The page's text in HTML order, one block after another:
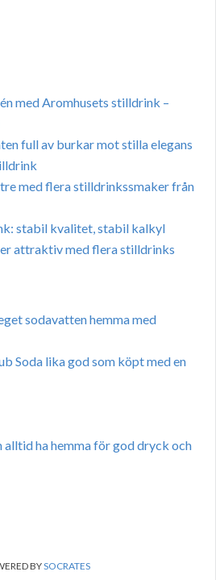
med Aromhusets stilldrink –
full av burkar mot stilla elegans
med flera stilldrinkssmaker från
stabil kvalitet, stabil kalkyl
attraktiv med flera stilldrinks
sodavatten hemma med
Soda lika god som köpt med en
alltid ha hemma för god dryck och
BYSOCRATES